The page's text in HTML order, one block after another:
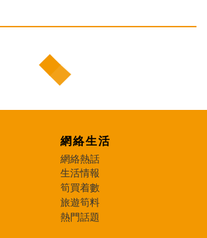
網絡生活
網絡熱話
生活情報
筍買着數
旅遊筍料
熱門話題